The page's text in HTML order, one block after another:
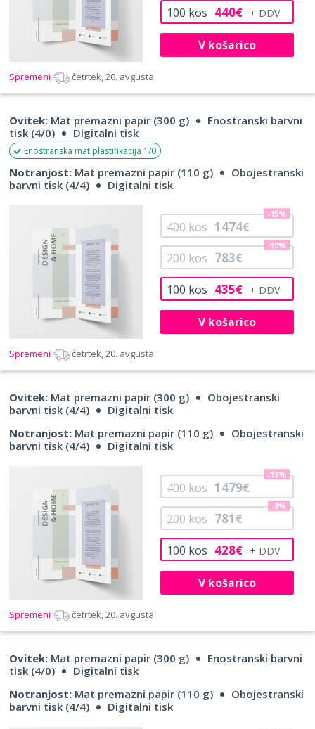
100 kos 440€
V košarico
Spremeni četrtek, 20. avgusta
Ovitek: Mat premazni papir (300 g)
Enostranski barvni
tisk (4/0)
Digitalni tisk
Enostranska mat plastifikacija 1/0
Notranjost: Mat premazni papir (110 g)
Obojestranski
barvni tisk (4/4)
Digitalni tisk
100 kos 435€
200 kos 783€
-10%
400 kos 1474€
-15%
V košarico
Spremeni četrtek, 20. avgusta
Ovitek: Mat premazni papir (300 g)
Obojestranski
barvni tisk (4/4)
Digitalni tisk
Notranjost: Mat premazni papir (110 g)
Obojestranski
barvni tisk (4/4)
Digitalni tisk
100 kos 428€
200 kos 781€
-8%
400 kos 1479€
-13%
V košarico
Spremeni četrtek, 20. avgusta
Ovitek: Mat premazni papir (300 g)
Enostranski barvni
tisk (4/0)
Digitalni tisk
Notranjost: Mat premazni papir (110 g)
Obojestranski
barvni tisk (4/4)
Digitalni tisk